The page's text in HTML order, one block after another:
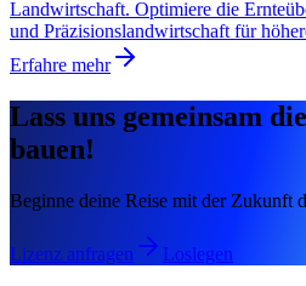
Landwirtschaft. Optimiere die
und Präzisionslandwirtschaft für
Erfahre mehr
Lass uns gemeinsam
bauen!
Beginne deine Reise mit der Zukunft
Lizenz anfragen Loslegen